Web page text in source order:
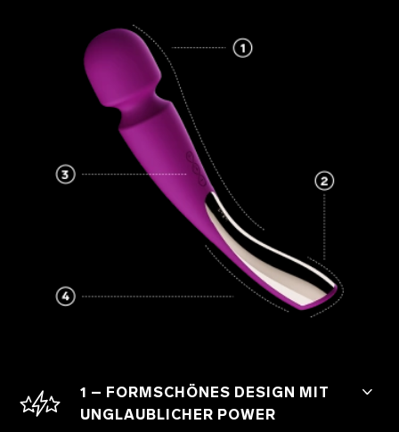
1 – FORMSCHÖNES DESIGN MIT
UNGLAUBLICHER POWER